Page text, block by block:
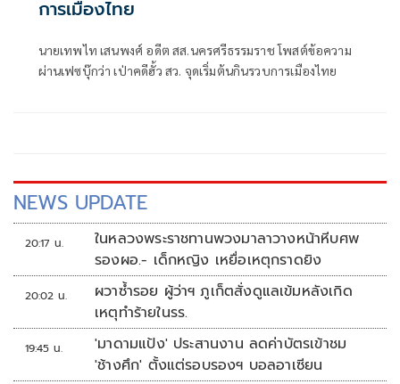
การเมืองไทย
นายเทพไท เสนพงศ์ อดีต สส.นครศรีธรรมราช โพสต์ข้อความ
ผ่านเฟซบุ๊กว่า เป่าคดีฮั้ว สว. จุดเริ่มต้นกินรวบการเมืองไทย
NEWS UPDATE
20:17 น.
ในหลวงพระราชทานพวงมาลาวางหน้าหีบศพ
รองผอ.- เด็กหญิง เหยื่อเหตุกราดยิง
20:02 น.
ผวาซ้ำรอย ผู้ว่าฯ ภูเก็ตสั่งดูแลเข้มหลังเกิด
เหตุทำร้ายในรร.
19:45 น.
'มาดามแป้ง' ประสานงาน ลดค่าบัตรเข้าชม
'ช้างศึก' ตั้งแต่รอบรองฯ บอลอาเซียน